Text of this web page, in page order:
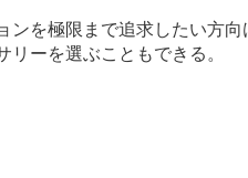
ンを極限まで追求したい方
ーを選ぶこともできる。